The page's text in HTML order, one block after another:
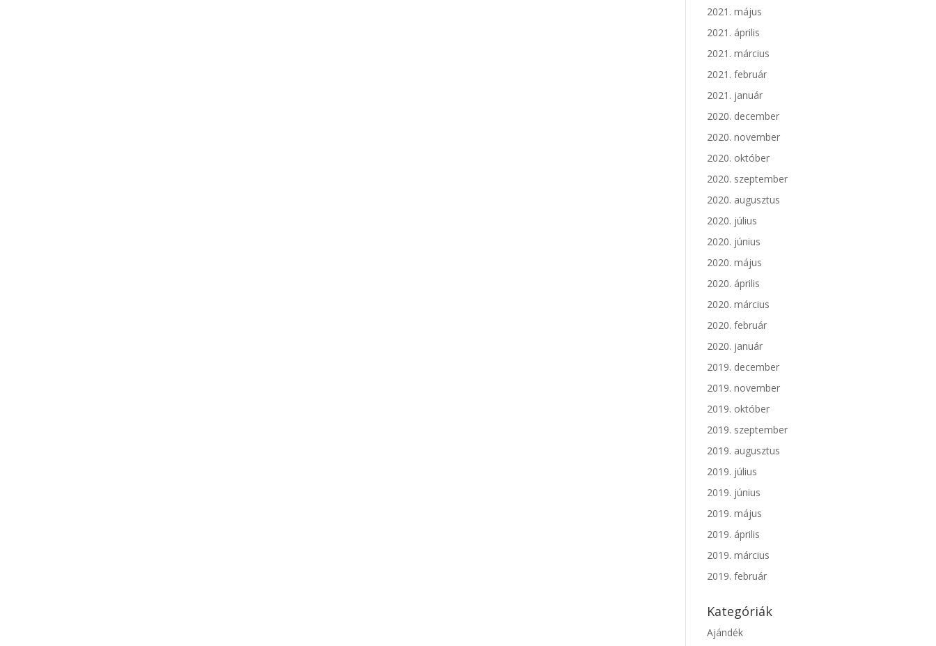
2021. május
2021. április
2021. március
2021. február
2021. január
2020. december
2020. november
2020. október
2020. szeptember
2020. augusztus
2020. július
2020. június
2020. május
2020. április
2020. március
2020. február
2020. január
2019. december
2019. november
2019. október
2019. szeptember
2019. augusztus
2019. július
2019. június
2019. május
2019. április
2019. március
2019. február
Kategóriák
Ajándék